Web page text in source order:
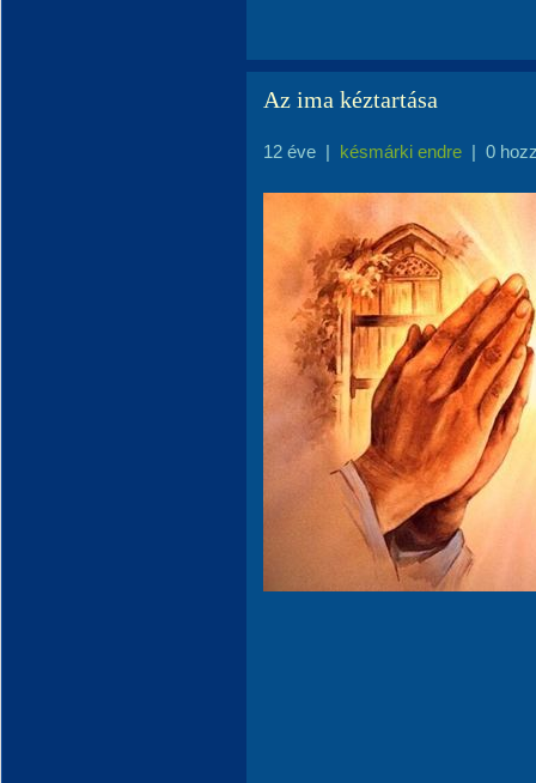
Az ima kéztartása
12 éve | késmárki endre | 0